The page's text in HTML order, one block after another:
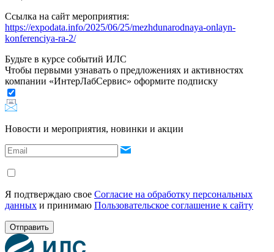
Ссылка на сайт мероприятия:
https://expodata.info/2025/06/25/mezhdunarodnaya-onlayn-
konferenciya-ra-2/
Будьте в курсе событий ИЛС
Чтобы первыми узнавать о предложениях и активностях
компании «ИнтерЛабСервис» оформите подписку
Новости и мероприятия, новинки и акции
Я подтверждаю свое Согласие на обработку персональных
данных и принимаю Пользовательское соглашение к сайту
Отправить